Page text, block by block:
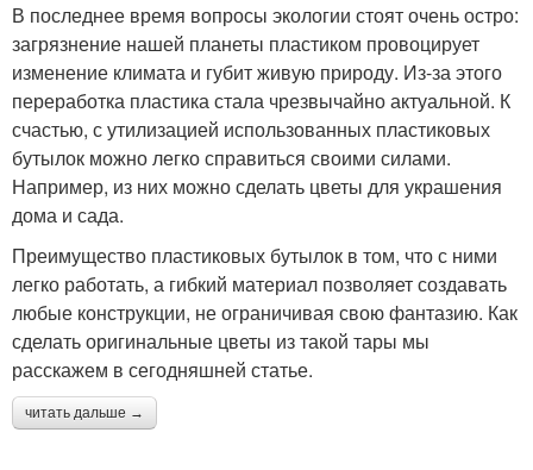
В последнее время вопросы экологии стоят очень остро:
загрязнение нашей планеты пластиком провоцирует
изменение климата и губит живую природу. Из-за этого
переработка пластика стала чрезвычайно актуальной. К
счастью, с утилизацией использованных пластиковых
бутылок можно легко справиться своими силами.
Например, из них можно сделать цветы для украшения
дома и сада.
Преимущество пластиковых бутылок в том, что с ними
легко работать, а гибкий материал позволяет создавать
любые конструкции, не ограничивая свою фантазию. Как
сделать оригинальные цветы из такой тары мы
расскажем в сегодняшней статье.
читать дальше →